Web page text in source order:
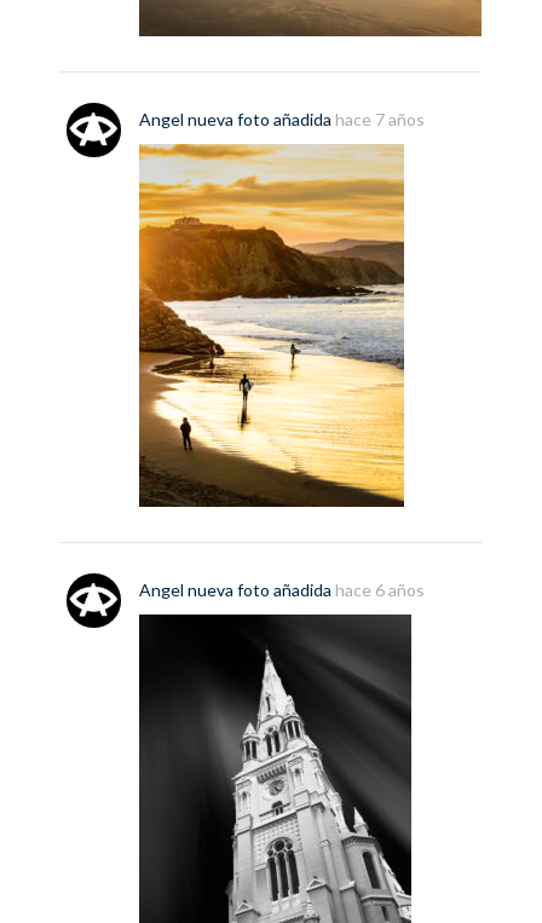
Angel nueva foto añadida hace 7 años
Angel nueva foto añadida hace 6 años